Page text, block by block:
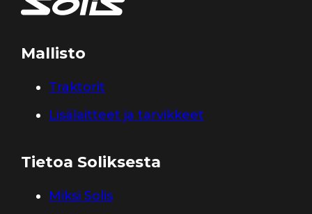
Mallisto
Traktorit
Lisälaitteet ja tarvikkeet
Tietoa Soliksesta
Miksi Solis